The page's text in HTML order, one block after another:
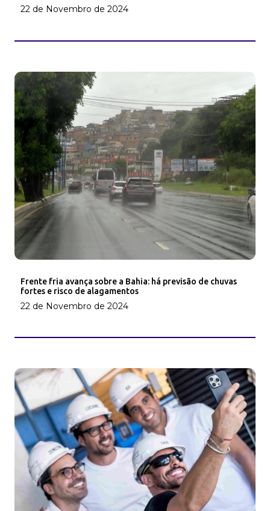
22 de Novembro de 2024
Frente fria avança sobre a Bahia: há previsão de chuvas
fortes e risco de alagamentos
22 de Novembro de 2024